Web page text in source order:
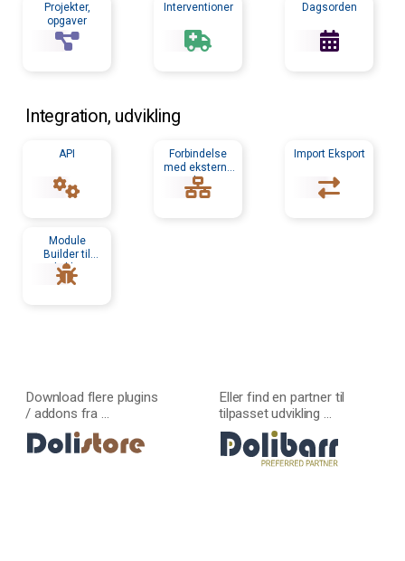
Projekter,
opgaver
Interventioner Dagsorden
Integration, udvikling
API
Forbindelse
med eksterne
værktøjer
Import Eksport
Module
Builder til
udviklere
Download flere plugins
/ addons fra ...
Eller find en partner til
tilpasset udvikling ...